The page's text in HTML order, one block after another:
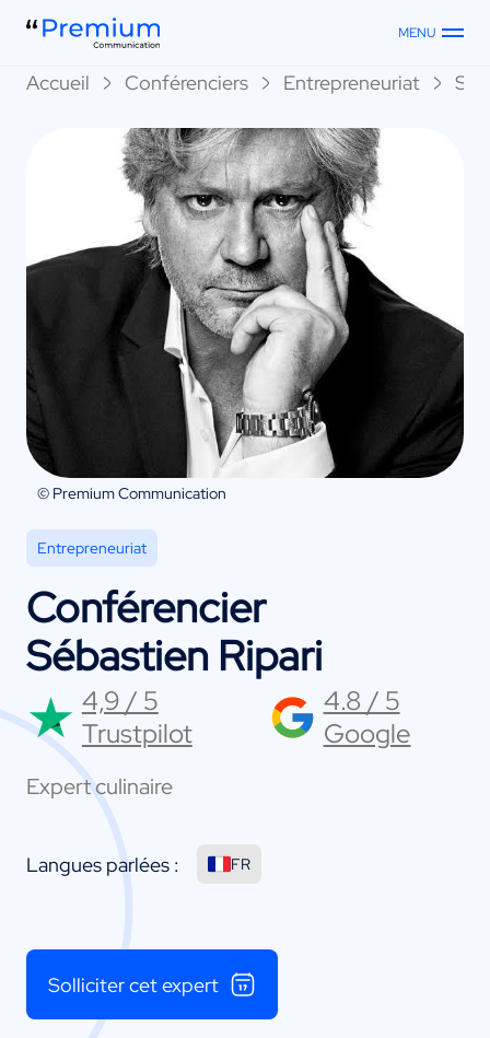
MENU
Accueil Conférenciers Entrepreneuriat
© Premium Communication
Entrepreneuriat
Conférencier
Sébastien Ripari
4,9 / 5
Trustpilot
4.8 / 5
Google
Expert culinaire
Langues parlées : FR
Solliciter cet expert